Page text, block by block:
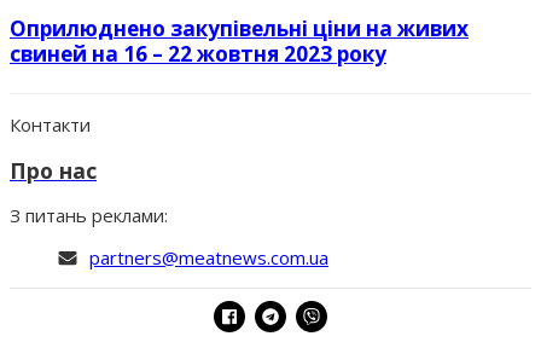
Оприлюднено закупівельні ціни на живих
свиней на 16 – 22 жовтня 2023 року
Контакти
Про нас
З питань реклами:
partners@meatnews.com.ua